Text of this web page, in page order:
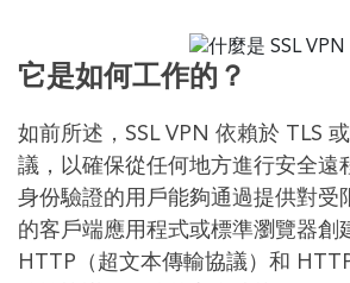
它是如何工作的？
如前所述，SSL VPN 依賴於 TLS
議，以確保從任何地方進行安全遠
身份驗證的用戶能夠通過提供對受
的客戶端應用程式或標準瀏覽器創
HTTP（超文本傳輸協議）和